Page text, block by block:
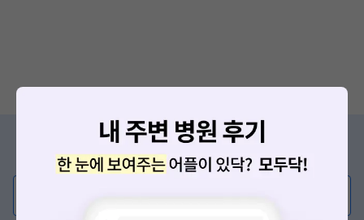
증상/치료, 궁금한 점이 있나요?
의사가 직접 답해드려요!